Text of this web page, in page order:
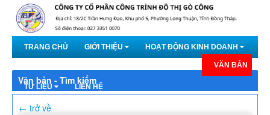
Truy cập nội dung luôn
TRANG CHỦ GIỚI THIỆU HOẠT ĐỘNG KINH DOANH
VĂN BẢN
TƯ LIỆU LIÊN HỆ
Văn bản - Tìm kiếm
← trở về